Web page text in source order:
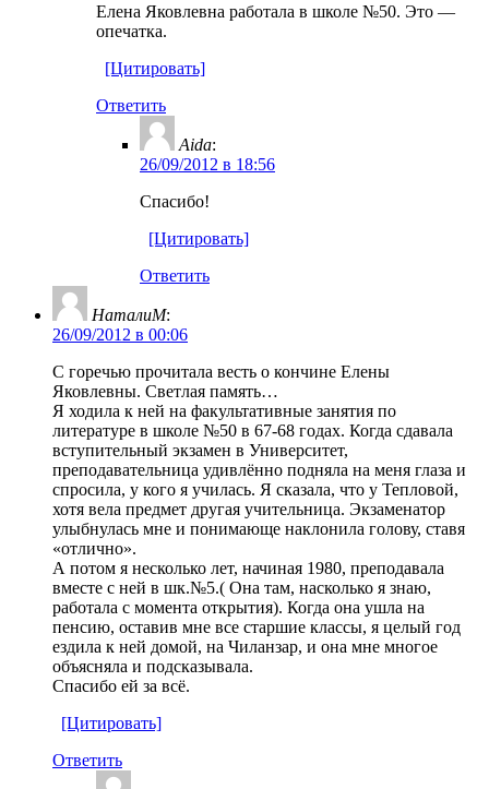
Елена Яковлевна работала в школе №50. Это —
опечатка.
[Цитировать]
Ответить
Aida:
26/09/2012 в 18:56
Спасибо!
[Цитировать]
Ответить
НаталиМ:
26/09/2012 в 00:06
С горечью прочитала весть о кончине Елены
Яковлевны. Светлая память…
Я ходила к ней на факультативные занятия по
литературе в школе №50 в 67-68 годах. Когда сдавала
вступительный экзамен в Университет,
преподавательница удивлённо подняла на меня глаза и
спросила, у кого я училась. Я сказала, что у Тепловой,
хотя вела предмет другая учительница. Экзаменатор
улыбнулась мне и понимающе наклонила голову, ставя
«отлично».
А потом я несколько лет, начиная 1980, преподавала
вместе с ней в шк.№5.( Она там, насколько я знаю,
работала с момента открытия). Когда она ушла на
пенсию, оставив мне все старшие классы, я целый год
ездила к ней домой, на Чиланзар, и она мне многое
объясняла и подсказывала.
Спасибо ей за всё.
[Цитировать]
Ответить